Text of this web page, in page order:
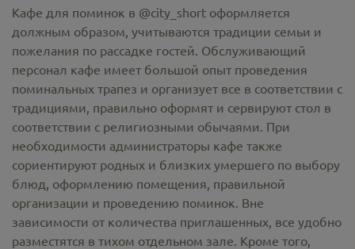
Кафе для поминок в @city_short оформляется
должным образом, учитываются традиции семьи и
пожелания по рассадке гостей. Обслуживающий
персонал кафе имеет большой опыт проведения
поминальных трапез и организует все в соответствии с
традициями, правильно оформят и сервируют стол в
соответствии с религиозными обычаями. При
необходимости администраторы кафе также
сориентируют родных и близких умершего по выбору
блюд, оформлению помещения, правильной
организации и проведению поминок. Вне
зависимости от количества приглашенных, все удобно
разместятся в тихом отдельном зале. Кроме того,